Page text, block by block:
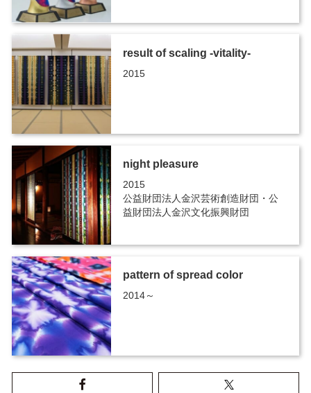
result of scaling -vitality-
2015
night pleasure
2015
公益財団法人金沢芸術創造財団・公
益財団法人金沢文化振興財団
pattern of spread color
2014～